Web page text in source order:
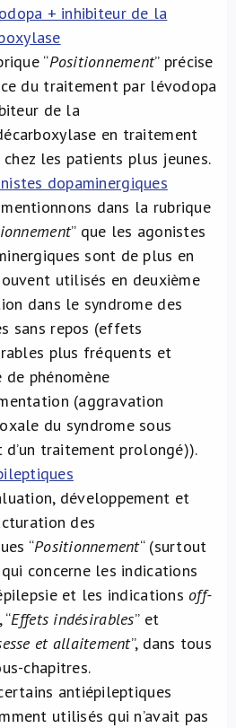
+ inhibiteur de la
“Positionnement” précise
du traitement par lévodopa
de la
en traitement
les patients plus jeunes.
dopaminergiques
dans la rubrique
” que les agonistes
sont de plus en
utilisés en deuxième
dans le syndrome des
sans repos (effets
plus fréquents et
de phénomène
(aggravation
du syndrome sous
d’un traitement prolongé)).
développement et
des
“Positionnement“ (surtout
concerne les indications
et les indications off-
“Effets indésirables” et
et allaitement”, dans tous
chapitres.
antiépileptiques
utilisés qui n’avait pas